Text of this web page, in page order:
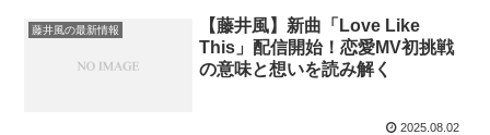
藤井風の最新情報
【藤井風】新曲「Love Like
This」配信開始！恋愛MV初挑戦
の意味と想いを読み解く
2025.08.02